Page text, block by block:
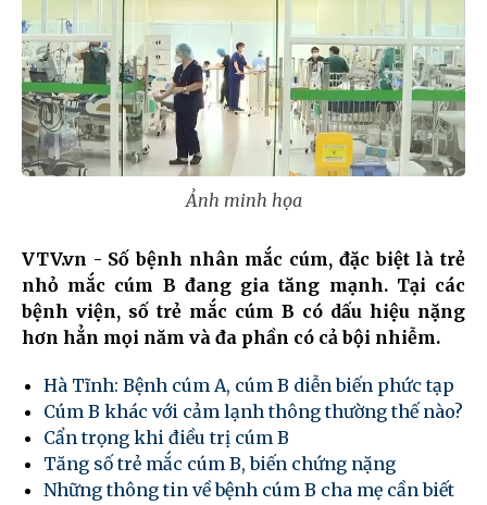
Ảnh minh họa
VTV.vn - Số bệnh nhân mắc cúm, đặc biệt là trẻ
nhỏ mắc cúm B đang gia tăng mạnh. Tại các
bệnh viện, số trẻ mắc cúm B có dấu hiệu nặng
hơn hẳn mọi năm và đa phần có cả bội nhiễm.
Hà Tĩnh: Bệnh cúm A, cúm B diễn biến phức tạp
Cúm B khác với cảm lạnh thông thường thế nào?
Cẩn trọng khi điều trị cúm B
Tăng số trẻ mắc cúm B, biến chứng nặng
Những thông tin về bệnh cúm B cha mẹ cần biết